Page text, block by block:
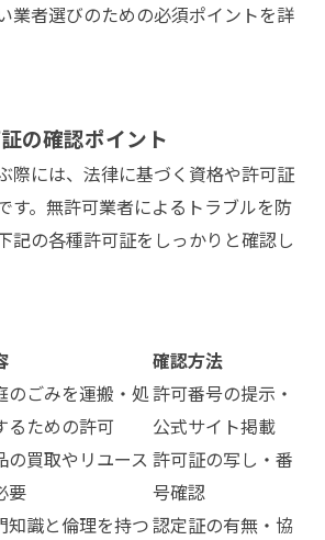
業者選びのための必須ポイントを詳
の確認ポイント
際には、法律に基づく資格や許可証
す。無許可業者によるトラブルを防
記の各種許可証をしっかりと確認し
確認方法
のごみを運搬・処
るための許可
許可番号の提示・
公式サイト掲載
の買取やリユース
要
許可証の写し・番
号確認
知識と倫理を持つ認定証の有無・協